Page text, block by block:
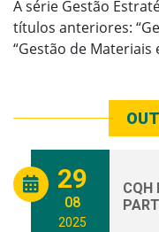
A série Gestão
títulos anteriores:
“Gestão de
29
08
2025
CQH